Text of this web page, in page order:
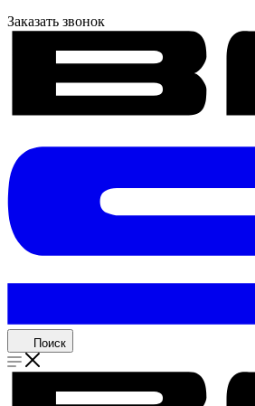
Заказать звонок
Поиск